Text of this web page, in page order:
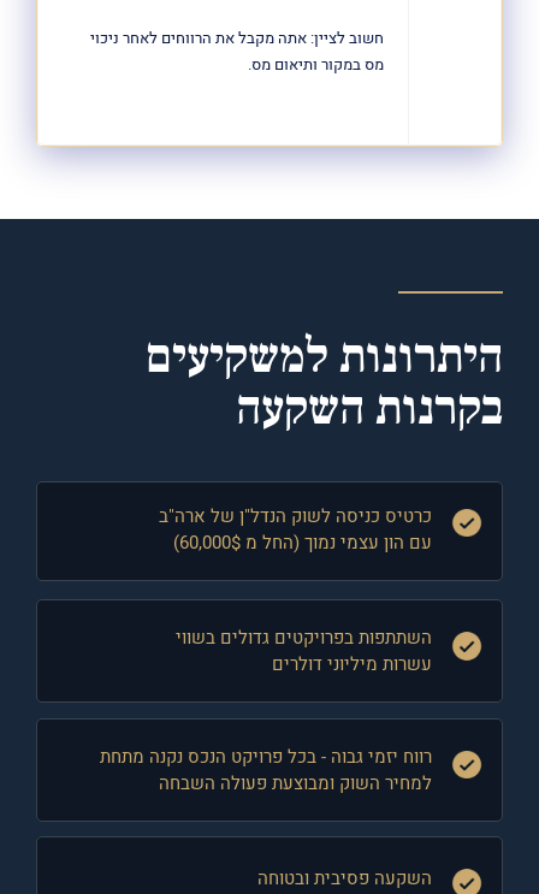
חשוב לציין: אתה מקבל את הרווחים לאחר ניכוי
מס במקור ותיאום מס.
היתרונות למשקיעים
בקרנות השקעה
כרטיס כניסה לשוק הנדל"ן של ארה"ב
עם הון עצמי נמוך (החל מ 60,000$)
השתתפות בפרויקטים גדולים בשווי
עשרות מיליוני דולרים
רווח יזמי גבוה - בכל פרויקט הנכס נקנה מתחת
למחיר השוק ומבוצעת פעולה השבחה
השקעה פסיבית ובטוחה